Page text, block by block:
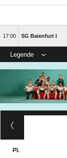
 SG Baienfurt I
Legende
Pl.